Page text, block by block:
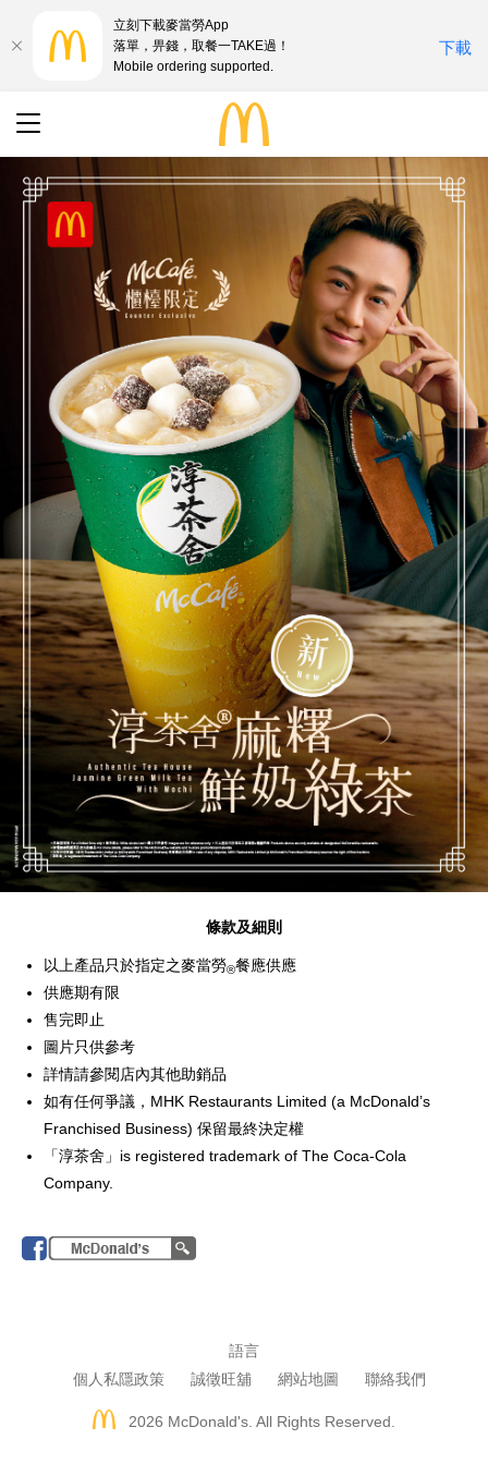
最新優惠
搜尋
餐廳地址
語言
English
中文
條款及細則
以上產品只於指定之麥當勞®餐應供應
供應期有限
售完即止
圖片只供參考
詳情請參閱店內其他助銷品
如有任何爭議，MHK Restaurants Limited (a McDonald’s
Franchised Business) 保留最終決定權
「淳茶舍」is registered trademark of The Coca-Cola
Company.
語言
個人私隱政策
誠徵旺舖 網站地圖 聯絡我們
2026 McDonald's. All Rights Reserved.
立刻下載麥當勞App
落單，畀錢，取餐一TAKE過！
Mobile ordering supported.
下載